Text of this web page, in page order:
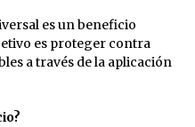
es un beneficio
es proteger contra
a través de la aplicación